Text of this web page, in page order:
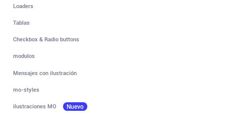
Loaders
Tablas
Checkbox & Radio buttons
modulos
Mensajes con ilustración
mo-styles
ilustraciones MO Nuevo